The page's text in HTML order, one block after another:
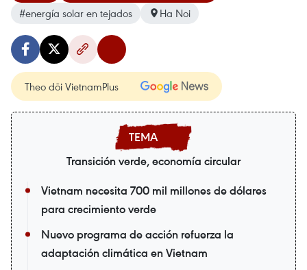
#energía solar en tejados
Ha Noi
Theo dõi VietnamPlus
Transición verde, economía circular
Vietnam necesita 700 mil millones de dólares
para crecimiento verde
Nuevo programa de acción refuerza la
adaptación climática en Vietnam